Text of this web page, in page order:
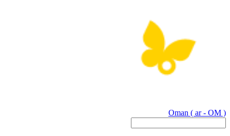
Oman ( ar - OM )